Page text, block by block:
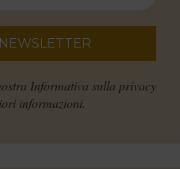
Informativa sulla privacy
informazioni.